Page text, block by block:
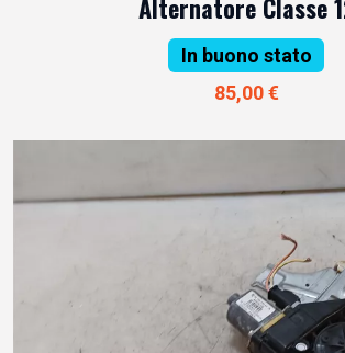
Alternatore Classe
In buono stato
85,00 €